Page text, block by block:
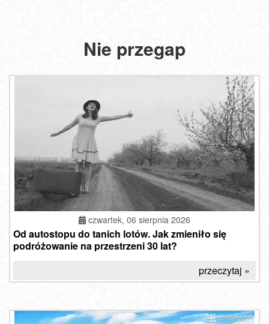
Nie przegap
czwartek, 06 sierpnia 2026
Od autostopu do tanich lotów. Jak zmieniło się
podróżowanie na przestrzeni 30 lat?
przeczytaj »